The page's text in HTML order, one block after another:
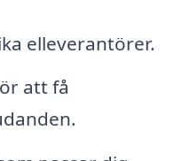
elleverantörer.
att få